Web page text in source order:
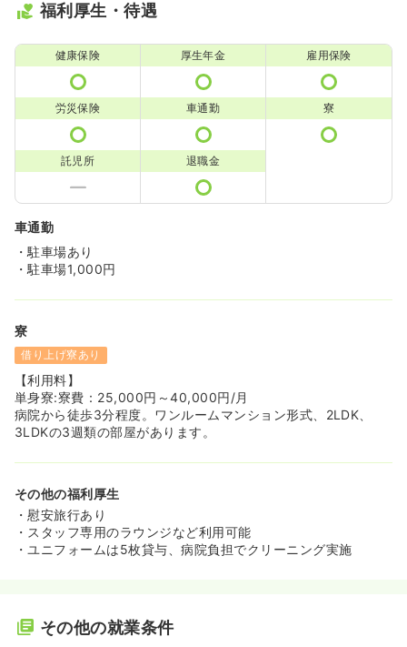
福利厚生・待遇
健康保険 厚生年金 雇用保険
労災保険 車通勤 寮
託児所 退職金
車通勤
・駐車場あり
・駐車場1,000円
寮
借り上げ寮あり
【利用料】
単身寮:寮費：25,000円～40,000円/月
病院から徒歩3分程度。ワンルームマンション形式、2LDK、
3LDKの3週類の部屋があります。
その他の福利厚生
・慰安旅行あり
・スタッフ専用のラウンジなど利用可能
・ユニフォームは5枚貸与、病院負担でクリーニング実施
その他の就業条件